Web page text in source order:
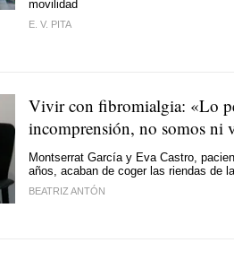
movilidad
E. V. PITA
Vivir con fibromialgia: «Lo
incomprensión, no somos ni
Montserrat García y Eva Castro,
años, acaban de coger las riendas de
BEATRIZ ANTÓN